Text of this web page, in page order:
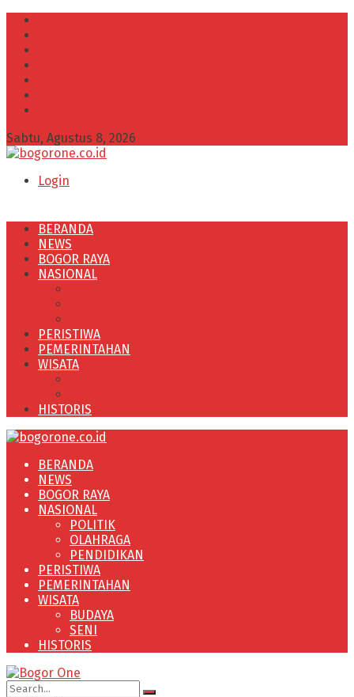
Sabtu, Agustus 8, 2026
Login
BERANDA
NEWS
BOGOR RAYA
NASIONAL
PERISTIWA
PEMERINTAHAN
WISATA
HISTORIS
BERANDA
NEWS
BOGOR RAYA
NASIONAL
POLITIK
OLAHRAGA
PENDIDIKAN
PERISTIWA
PEMERINTAHAN
WISATA
BUDAYA
SENI
HISTORIS